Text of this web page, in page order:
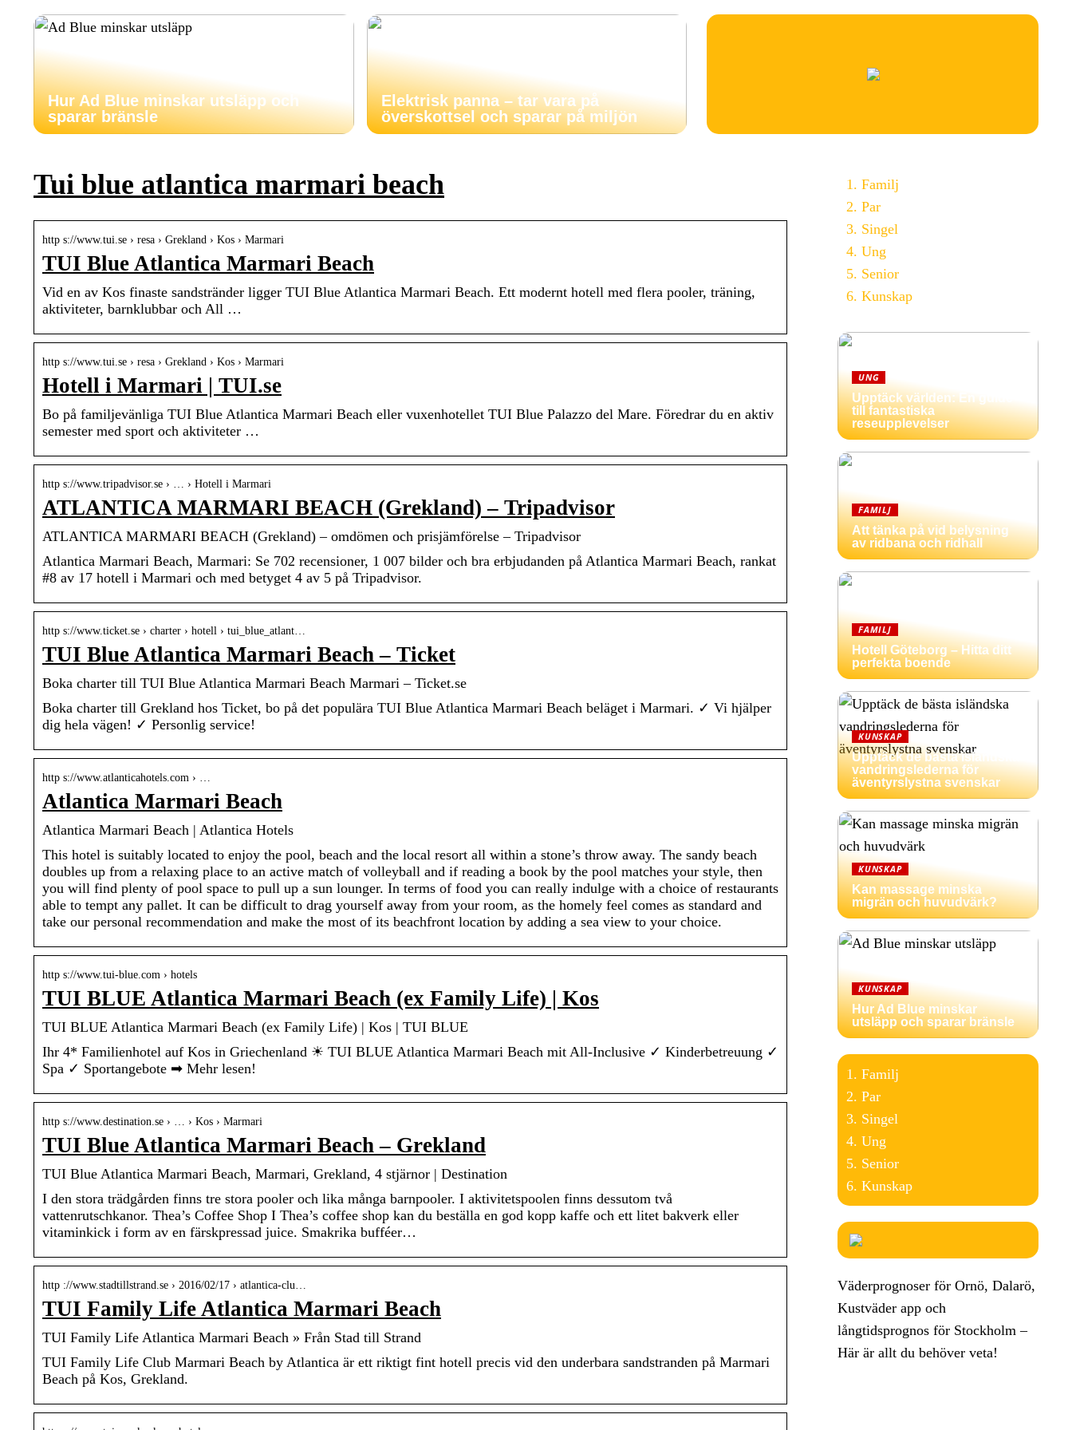
Hur Ad Blue minskar utsläpp och
sparar bränsle
Elektrisk panna – tar vara på
överskottsel och sparar på miljön
Tui blue atlantica marmari beach
http s://www.tui.se › resa › Grekland › Kos › Marmari
TUI Blue Atlantica Marmari Beach
Vid en av Kos finaste sandstränder ligger TUI Blue Atlantica Marmari Beach. Ett modernt hotell med flera pooler, träning,
aktiviteter, barnklubbar och All …
http s://www.tui.se › resa › Grekland › Kos › Marmari
Hotell i Marmari | TUI.se
Bo på familjevänliga TUI Blue Atlantica Marmari Beach eller vuxenhotellet TUI Blue Palazzo del Mare. Föredrar du en aktiv
semester med sport och aktiviteter …
http s://www.tripadvisor.se › … › Hotell i Marmari
ATLANTICA MARMARI BEACH (Grekland) – Tripadvisor
ATLANTICA MARMARI BEACH (Grekland) – omdömen och prisjämförelse – Tripadvisor
Atlantica Marmari Beach, Marmari: Se 702 recensioner, 1 007 bilder och bra erbjudanden på Atlantica Marmari Beach, rankat
#8 av 17 hotell i Marmari och med betyget 4 av 5 på Tripadvisor.
http s://www.ticket.se › charter › hotell › tui_blue_atlant…
TUI Blue Atlantica Marmari Beach – Ticket
Boka charter till TUI Blue Atlantica Marmari Beach Marmari – Ticket.se
Boka charter till Grekland hos Ticket, bo på det populära TUI Blue Atlantica Marmari Beach beläget i Marmari. ✓ Vi hjälper
dig hela vägen! ✓ Personlig service!
http s://www.atlanticahotels.com › …
Atlantica Marmari Beach
Atlantica Marmari Beach | Atlantica Hotels
This hotel is suitably located to enjoy the pool, beach and the local resort all within a stone’s throw away. The sandy beach
doubles up from a relaxing place to an active match of volleyball and if reading a book by the pool matches your style, then
you will find plenty of pool space to pull up a sun lounger. In terms of food you can really indulge with a choice of restaurants
able to tempt any pallet. It can be difficult to drag yourself away from your room, as the homely feel comes as standard and
take our personal recommendation and make the most of its beachfront location by adding a sea view to your choice.
http s://www.tui-blue.com › hotels
TUI BLUE Atlantica Marmari Beach (ex Family Life) | Kos
TUI BLUE Atlantica Marmari Beach (ex Family Life) | Kos | TUI BLUE
Ihr 4* Familienhotel auf Kos in Griechenland ☀ TUI BLUE Atlantica Marmari Beach mit All-Inclusive ✓ Kinderbetreuung ✓
Spa ✓ Sportangebote ➡ Mehr lesen!
http s://www.destination.se › … › Kos › Marmari
TUI Blue Atlantica Marmari Beach – Grekland
TUI Blue Atlantica Marmari Beach, Marmari, Grekland, 4 stjärnor | Destination
I den stora trädgården finns tre stora pooler och lika många barnpooler. I aktivitetspoolen finns dessutom två
vattenrutschkanor. Thea’s Coffee Shop I Thea’s coffee shop kan du beställa en god kopp kaffe och ett litet bakverk eller
vitaminkick i form av en färskpressad juice. Smakrika bufféer…
http ://www.stadtillstrand.se › 2016/02/17 › atlantica-clu…
TUI Family Life Atlantica Marmari Beach
TUI Family Life Atlantica Marmari Beach » Från Stad till Strand
TUI Family Life Club Marmari Beach by Atlantica är ett riktigt fint hotell precis vid den underbara sandstranden på Marmari
Beach på Kos, Grekland.
Familj
Par
Singel
Ung
Senior
Kunskap
UNG
Upptäck världen: En guide
till fantastiska
reseupplevelser
FAMILJ
Att tänka på vid belysning
av ridbana och ridhall
FAMILJ
Hotell Göteborg – Hitta ditt
perfekta boende
KUNSKAP
Upptäck de bästa isländska
vandringslederna för
äventyrslystna svenskar
KUNSKAP
Kan massage minska
migrän och huvudvärk?
KUNSKAP
Hur Ad Blue minskar
utsläpp och sparar bränsle
Familj
Par
Singel
Ung
Senior
Kunskap
Väderprognoser för Ornö, Dalarö,
Kustväder app och
långtidsprognos för Stockholm –
Här är allt du behöver veta!